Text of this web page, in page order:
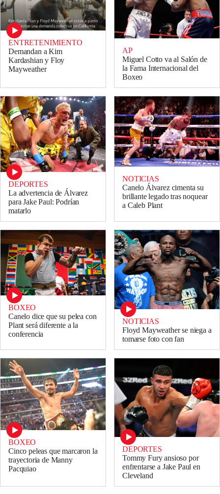
ENTRETENIMIENTO
Demandan a Kim
Kardashian y Floy
Mayweather
AP
Miguel Cotto va al Salón de
la Fama Internacional del
Boxeo
DEPORTES
La advertencia de Álvarez
para Jake Paul: Podrían
matarlo
NOTICIAS
Canelo Álvarez cimenta su
brillante legado tras noquear
a Caleb Plant
BOXEO
Canelo dice que su pelea con
Plant será diferente a la
conferencia
NOTICIAS
Floyd Mayweather se niega a
tomarse foto con fan
BOXEO
Cinco peleas que marcaron la
trayectoria de Manny
Pacquiao
DEPORTES
Tommy Fury ansioso por
enfrentarse a Jake Paul en
Cleveland